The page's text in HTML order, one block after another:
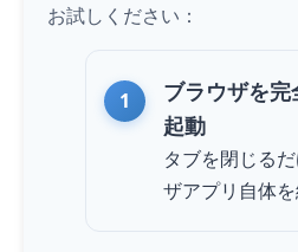
お試しください：
ブラウザを
起動
タブを閉じる
ザアプリ自体